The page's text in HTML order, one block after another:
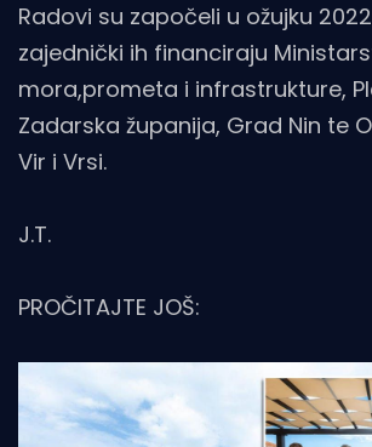
Radovi su započeli u ožujku
zajednički ih financiraju
mora,prometa i infrastrukture,
Zadarska županija, Grad Nin te
Vir i Vrsi.
J.T.
PROČITAJTE JOŠ: